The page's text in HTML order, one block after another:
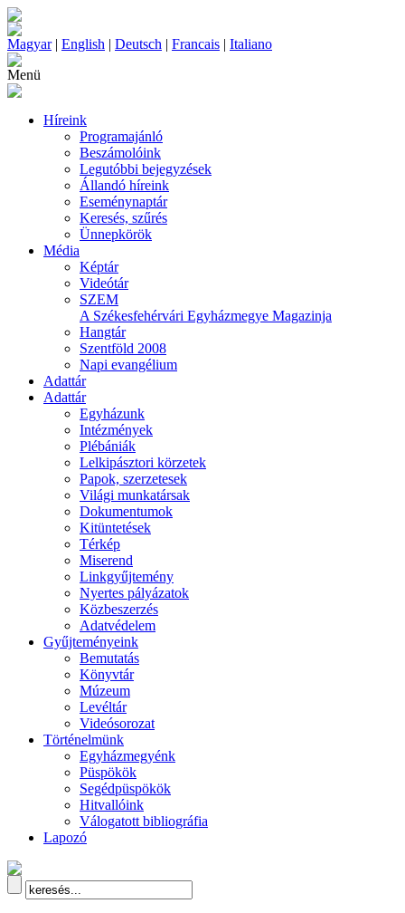
Magyar| English | Deutsch | Francais | Italiano
Menü
Híreink
Programajánló
Beszámolóink
Legutóbbi bejegyzések
Állandó híreink
Eseménynaptár
Keresés, szűrés
Ünnepkörök
Média
Képtár
Videótár
SZEM
A Székesfehérvári Egyházmegye Magazinja
Hangtár
Szentföld 2008
Napi evangélium
Adattár
Adattár
Egyházunk
Intézmények
Plébániák
Lelkipásztori körzetek
Papok, szerzetesek
Világi munkatársak
Dokumentumok
Kitüntetések
Térkép
Miserend
Linkgyűjtemény
Nyertes pályázatok
Közbeszerzés
Adatvédelem
Gyűjteményeink
Bemutatás
Könyvtár
Múzeum
Levéltár
Videósorozat
Történelmünk
Egyházmegyénk
Püspökök
Segédpüspökök
Hitvallóink
Válogatott bibliográfia
Lapozó